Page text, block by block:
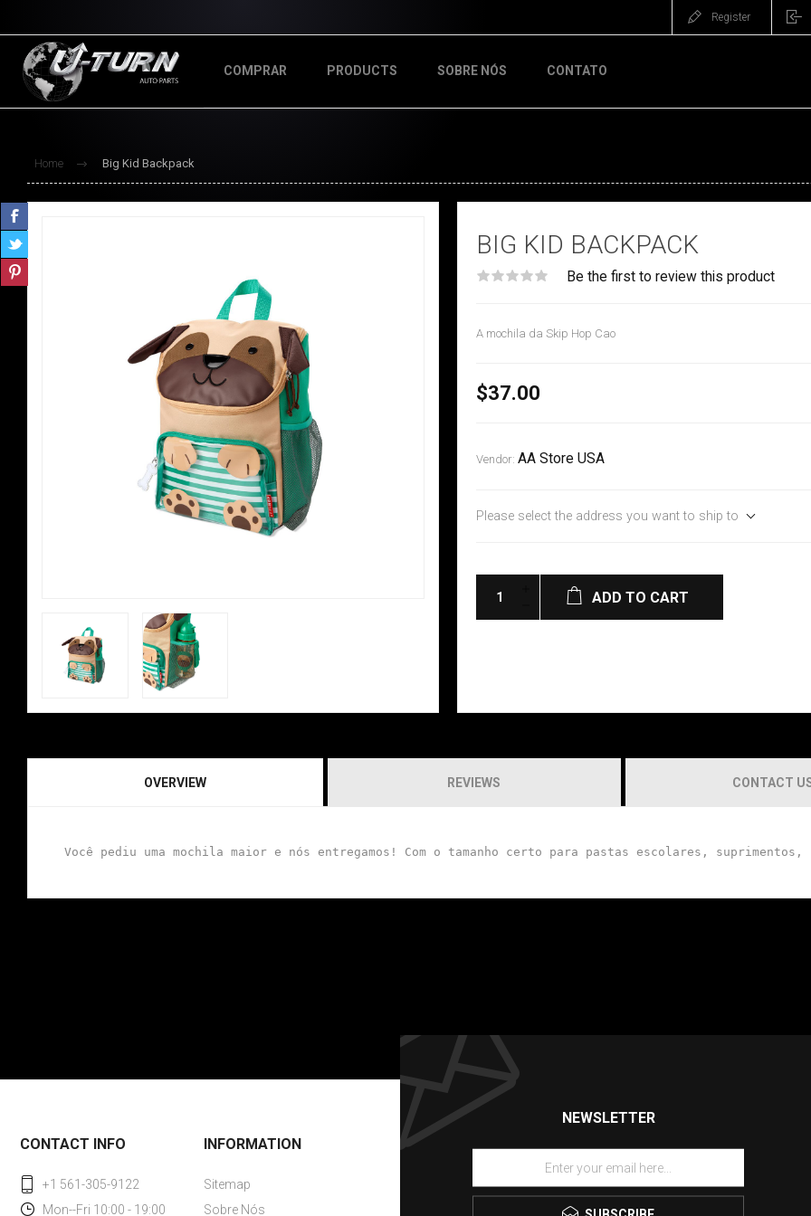
Register
COMPRAR PRODUCTS SOBRE NÓS CONTATO
Home Big Kid Backpack
BIG KID BACKPACK
Be the first to review this product
A mochila da Skip Hop Cao
$37.00
Vendor: AA Store USA
Please select the address you want to ship to
ADD TO CART
OVERVIEW REVIEWS CONTACT
Você pediu uma mochila maior e nós entregamos! Com o tamanho certo para pastas escolares,
NEWSLETTER
CONTACT INFO
+1 561-305-9122
Mon--Fri 10:00 - 19:00
INFORMATION
Sitemap
Sobre Nós